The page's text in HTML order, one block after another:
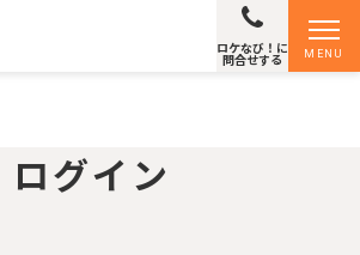
MENU
ロケなび！に
問合せする
ログイン